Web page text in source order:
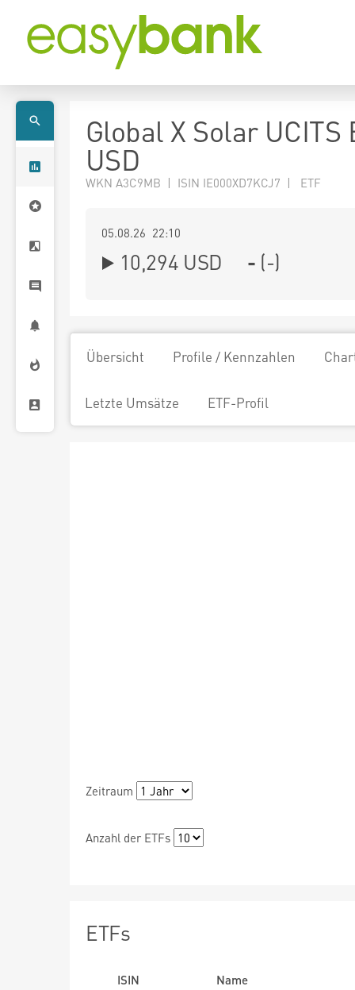
Global X Solar UCITS
USD
WKN A3C9MB | ISIN IE000XD7KCJ7 | ETF
05.08.26 22:10
10,294 USD - (-)
Übersicht Profile / Kennzahlen
Letzte Umsätze ETF-Profil
Zeitraum
Anzahl der ETFs
ETFs
ISIN
Name